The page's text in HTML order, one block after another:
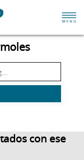
con ese